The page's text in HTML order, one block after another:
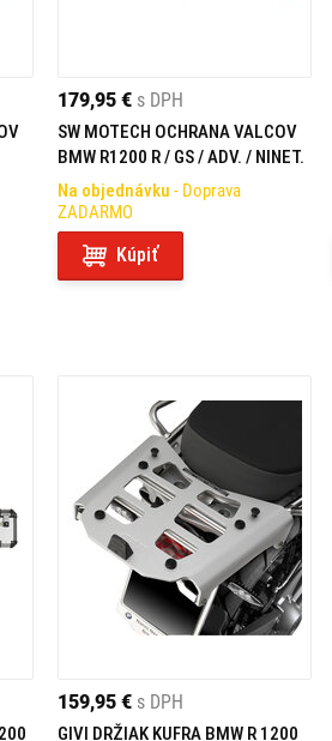
179,95 € s DPH
SW MOTECH OCHRANA VALCOV
BMW R1200 R / GS / ADV. / NINET.
Na objednávku - Doprava
ZADARMO
Kúpiť
159,95 € s DPH
GIVI DRŽIAK KUFRA BMW R 1200